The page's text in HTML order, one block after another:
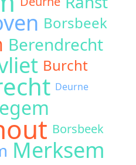
Borsbeek
Berendrecht
Burcht
Deurne
Borsbeek
Merksem